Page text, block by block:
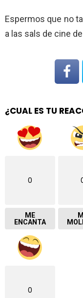
Espermos que no
a las sals de cine
¿CUAL ES TU
0
ME
ENCANTA
0